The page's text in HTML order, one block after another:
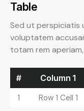
Table
Sed ut perspiciatis
voluptatem
totam rem
# Column 1
1
Row 1 Cell 1